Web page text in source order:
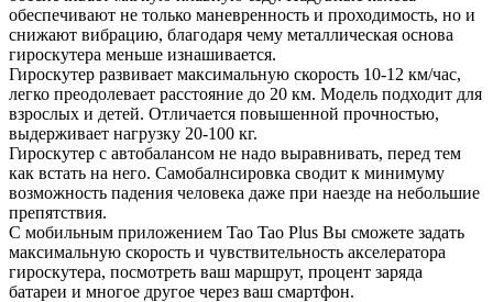
обеспечивают не только маневренность и проходимость, но и
снижают вибрацию, благодаря чему металлическая основа
гироскутера меньше изнашивается.
Гироскутер развивает максимальную скорость 10-12 км/час,
легко преодолевает расстояние до 20 км. Модель подходит для
взрослых и детей. Отличается повышенной прочностью,
выдерживает нагрузку 20-100 кг.
Гироскутер с автобалансом не надо выравнивать, перед тем
как встать на него. Самобалнсировка сводит к минимуму
возможность падения человека даже при наезде на небольшие
препятствия.
С мобильным приложением Tao Tao Plus Вы сможете задать
максимальную скорость и чувствительность акселератора
гироскутера, посмотреть ваш маршрут, процент заряда
батареи и многое другое через ваш смартфон.